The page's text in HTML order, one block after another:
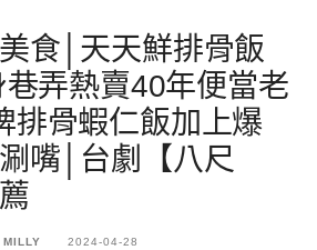
食│天天鮮排骨飯
弄熱賣40年便當老
排骨蝦仁飯加上爆
嘴│台劇【八尺
MILLY 2024-04-28